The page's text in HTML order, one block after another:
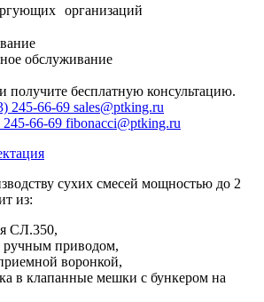
организаций
обслуживание
получите бесплатную консультацию.
245-66-69 sales@ptking.ru
245-66-69 fibonacci@ptking.ru
сухих смесей мощностью до 2
из:
СЛ.350,
ручным приводом,
воронкой,
в клапанные мешки с бункером на